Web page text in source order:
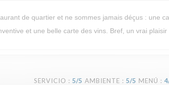
de quartier et ne sommes jamais déçus : une
et une belle carte des vins. Bref, un vrai plaisir
SERVICIO : 5/5 AMBIENTE : 5/5 MENÚ : 4